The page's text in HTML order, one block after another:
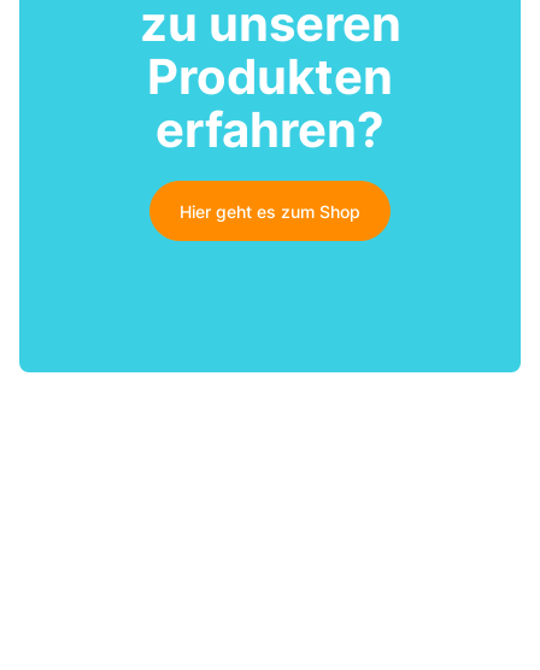
zu unseren
Produkten
erfahren?
Hier geht es zum Shop